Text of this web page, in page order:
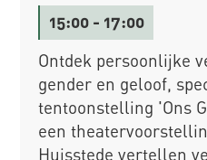
15:00 - 17:00
Ontdek persoonlijke
gender en geloof,
tentoonstelling 'Ons
een
Huisstede vertellen